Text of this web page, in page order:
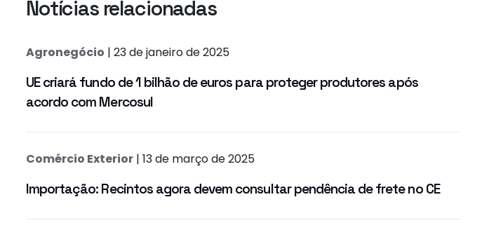
Notícias relacionadas
Agronegócio | 23 de janeiro de 2025
UE criará fundo de 1 bilhão de euros para proteger produtores após
acordo com Mercosul
Comércio Exterior | 13 de março de 2025
Importação: Recintos agora devem consultar pendência de frete no CE